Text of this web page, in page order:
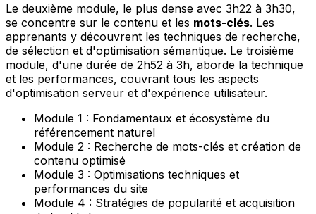
Le deuxième module, le plus dense avec 3h22 à 3h30,
se concentre sur le contenu et les mots-clés. Les
apprenants y découvrent les techniques de recherche,
de sélection et d'optimisation sémantique. Le troisième
module, d'une durée de 2h52 à 3h, aborde la technique
et les performances, couvrant tous les aspects
d'optimisation serveur et d'expérience utilisateur.
Module 1 : Fondamentaux et écosystème du
référencement naturel
Module 2 : Recherche de mots-clés et création de
contenu optimisé
Module 3 : Optimisations techniques et
performances du site
Module 4 : Stratégies de popularité et acquisition